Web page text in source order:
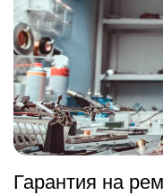
Гарантия на